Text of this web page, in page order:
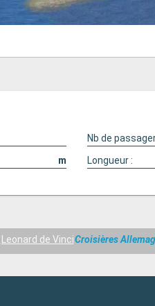
Nb de
m Longueur :
Leonard de VinciCroisières